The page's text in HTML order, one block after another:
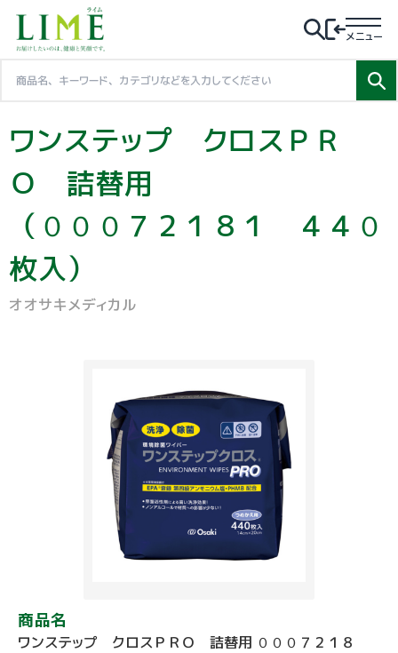
メニュー
ワンステップ クロスＰＲ
Ｏ 詰替用
（０００７２１８１ ４４０
枚入）
オオサキメディカル
商品名
ワンステップ クロスＰＲＯ 詰替用 ０００７２１８